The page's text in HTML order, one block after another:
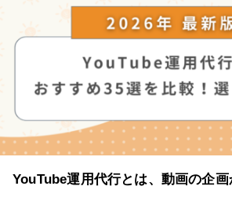
YouTube運用代行とは、動画の企画